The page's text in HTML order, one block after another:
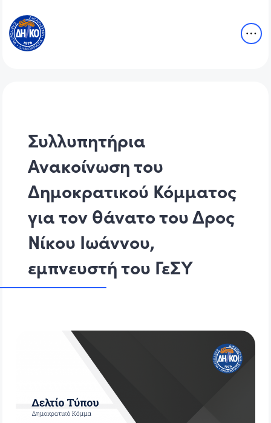
Συλλυπητήρια
Ανακοίνωση του
Δημοκρατικού Κόμματος
για τον θάνατο του Δρος
Νίκου Ιωάννου,
εμπνευστή του ΓεΣΥ